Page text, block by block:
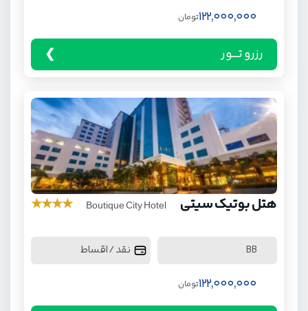
122,000,000تومان
رزرو تـــور
هتل بوتیک سیتی Boutique City Hotel
★
★
★
★
BB نقد / اقساط
122,000,000تومان